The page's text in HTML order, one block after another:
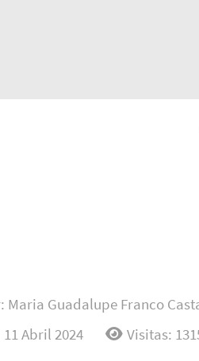
Maria Guadalupe Franco
Abril 2024
Visitas: